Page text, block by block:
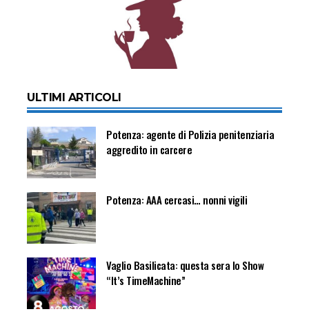
ULTIMI ARTICOLI
Potenza: agente di Polizia penitenziaria
aggredito in carcere
Potenza: AAA cercasi… nonni vigili
Vaglio Basilicata: questa sera lo Show
“It’s TimeMachine”